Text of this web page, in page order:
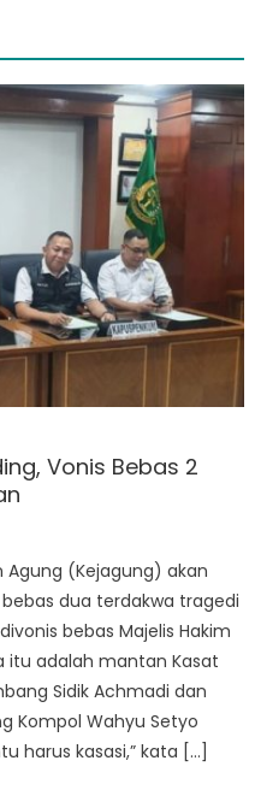
Vonis Bebas 2
Agung (Kejagung) akan
dua terdakwa tragedi
bebas Majelis Hakim
itu adalah mantan Kasat
Sidik Achmadi dan
Kompol Wahyu Setyo
harus kasasi,” kata […]